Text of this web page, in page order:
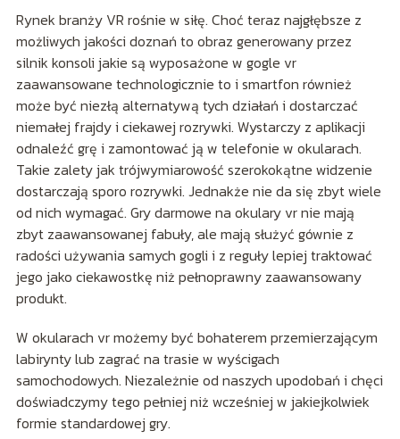
Rynek branży VR rośnie w siłę. Choć teraz najgłębsze z
możliwych jakości doznań to obraz generowany przez
silnik konsoli jakie są wyposażone w gogle vr
zaawansowane technologicznie to i smartfon również
może być niezłą alternatywą tych działań i dostarczać
niemałej frajdy i ciekawej rozrywki. Wystarczy z aplikacji
odnaleźć grę i zamontować ją w telefonie w okularach.
Takie zalety jak trójwymiarowość szerokokątne widzenie
dostarczają sporo rozrywki. Jednakże nie da się zbyt wiele
od nich wymagać. Gry darmowe na okulary vr nie mają
zbyt zaawansowanej fabuły, ale mają służyć gównie z
radości używania samych gogli i z reguły lepiej traktować
jego jako ciekawostkę niż pełnoprawny zaawansowany
produkt.
W okularach vr możemy być bohaterem przemierzającym
labirynty lub zagrać na trasie w wyścigach
samochodowych. Niezależnie od naszych upodobań i chęci
doświadczymy tego pełniej niż wcześniej w jakiejkolwiek
formie standardowej gry.